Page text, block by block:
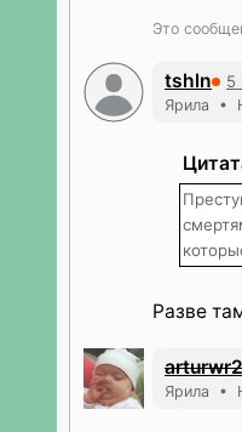
Это
tshln 5
Ярила •
Разве
Ярила •